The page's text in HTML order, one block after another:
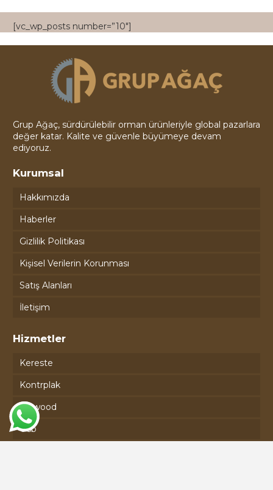
[vc_wp_posts number=”10″]
Grup Ağaç, sürdürülebilir orman ürünleriyle global pazarlara
değer katar. Kalite ve güvenle büyümeye devam
ediyoruz.
Kurumsal
Hakkımızda
Haberler
Gizlilik Politikası
Kişisel Verilerin Korunması
Satış Alanları
İletişim
Hizmetler
Kereste
Kontrplak
Plywood
Osb